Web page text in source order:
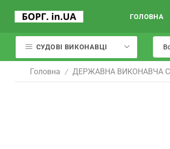
ГОЛОВНА
СУДОВІ ВИКОНАВЦІ
Головна / ДЕРЖАВНА ВИКОНАВЧА